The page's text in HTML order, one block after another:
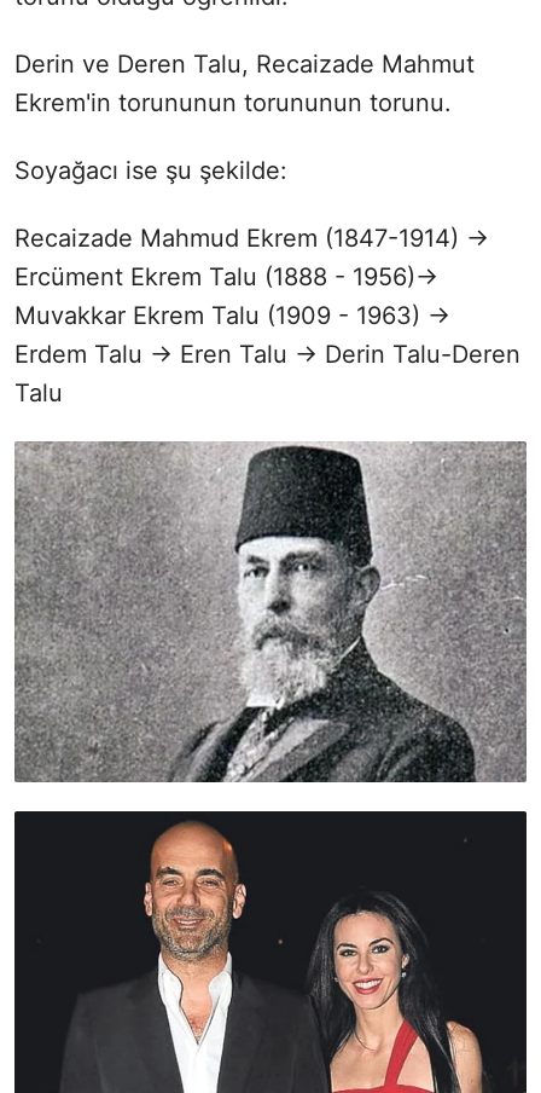
Derin ve Deren Talu, Recaizade Mahmut
Ekrem'in torununun torununun torunu.
Soyağacı ise şu şekilde:
Recaizade Mahmud Ekrem (1847-1914) ->
Ercüment Ekrem Talu (1888 - 1956)->
Muvakkar Ekrem Talu (1909 - 1963) ->
Erdem Talu -> Eren Talu -> Derin Talu-Deren
Talu